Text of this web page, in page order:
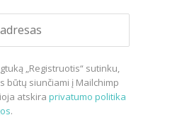
„Registruotis“ sutinku,
būtų siunčiami į Mailchimp
atskira privatumo politika
.